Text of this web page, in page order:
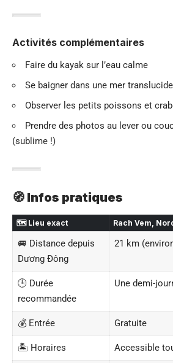
Activités complémentaires
Faire du kayak sur l’eau calme
Se baigner dans une mer translucide
Observer les petits poissons et
Prendre des photos au lever ou
(sublime !)
🧭 Infos pratiques
🗺️ Lieu exact Rach Vem,
🚐 Distance depuis
Dương Đông
21 km
🕒 Durée
recommandée
Une demi-
💰 Entrée Gratuite
🏝️ Horaires Accessible